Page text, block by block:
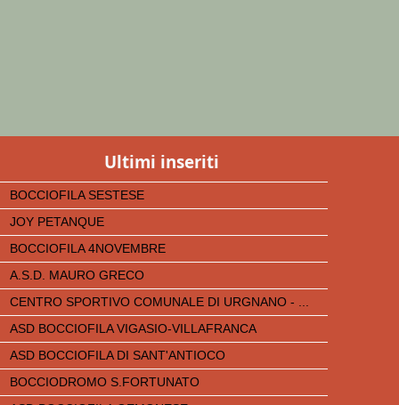
Ultimi inseriti
BOCCIOFILA SESTESE
JOY PETANQUE
BOCCIOFILA 4NOVEMBRE
A.S.D. MAURO GRECO
CENTRO SPORTIVO COMUNALE DI URGNANO - ...
ASD BOCCIOFILA VIGASIO-VILLAFRANCA
ASD BOCCIOFILA DI SANT'ANTIOCO
BOCCIODROMO S.FORTUNATO